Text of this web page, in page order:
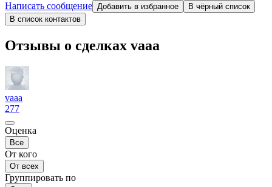
Написать сообщение Добавить в избранное
В чёрный список
В список контактов
Отзывы о сделках vaaa
vaaa
277
Оценка
Все
От кого
От всех
Группировать по